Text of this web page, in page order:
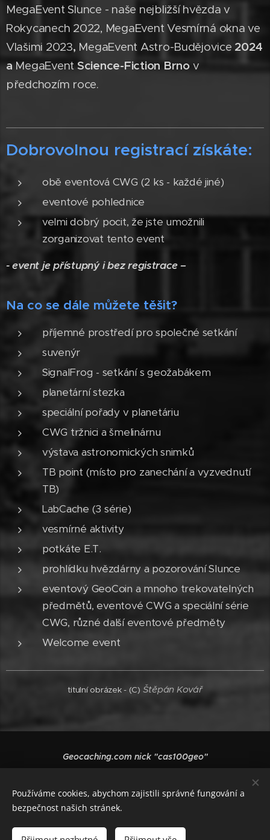
MegaEvent Slunce - naše nejbližší hvězda v
Rokycanech 2022, MegaEvent Vesmírná okna ve
Vlašimi 2023, MegaEvent Astro-Budějovice 2024
a MegaEvent Science-Fiction Brno v
předchozím roce.
Dobrovolnou registrací získáte:
obě eventová CWG (2 ks - každé jiné)
eventové pohlednice
velmi dobrý pocit, že jste umožnili
zorganizovat tento event
- event je přístupný i bez registrace –
Na co se dále můžete těšit?
příjemné prostředí pro společné setkání
suvenýr
SignalFrog - setkání s geožabákem
planetární stezka
speciální pořady v planetáriu
CWG tržnici a šmelinárnu
výstava astronomických snimků
TB point (místo pro zanechání a vyzvednutí
TB)
LabCache (3 série)
vesmírné aktivity
potkáte E.T.
prohlídku hvězdárny a pozorování Slunce
eventový GeoCoin a mnoho trekovatelných
předmětů, eventové CWG a speciální série
CWG, různé další eventové předměty
Welcome event
titulní obrázek - (C) Štěpán Kovář
Geocaching.com nick "cas100geo"
Jazyky
Používáme cookies, abychom zajistili správné fungování a
bezpečnost našich stránek.